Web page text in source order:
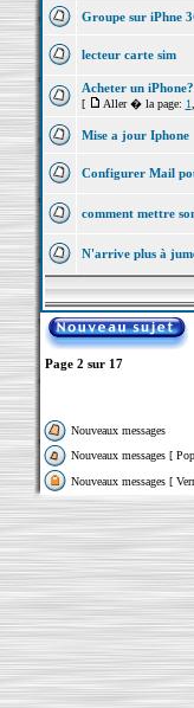
Groupe sur iPhne
lecteur carte sim
Acheter un
[ Aller � la page: 1
Mise a jour Iphone
Configurer Mail
comment mettre
N'arrive plus à
Page 2 sur 17
Nouveaux messages
Nouveaux messages [
Nouveaux messages [